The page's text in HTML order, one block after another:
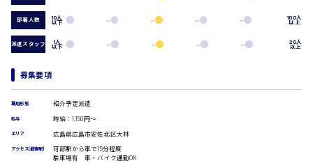
貿易事務
データ入力
コールセンターオペレーター
総務事務
営業事務
翻訳、通訳
広島市西区
広島市佐伯区
広島市安佐南区
部署人数 10人
以下
100人
以上
派遣スタッフ 1人
以下
20人
以上
募集要項
雇用形態 紹介予定派遣
給与 時給：1,150円～
エリア 広島県広島市安佐北区大林
アクセス(最寄駅)
可部駅から車で15分程度
駐車場有 車・バイク通勤OK